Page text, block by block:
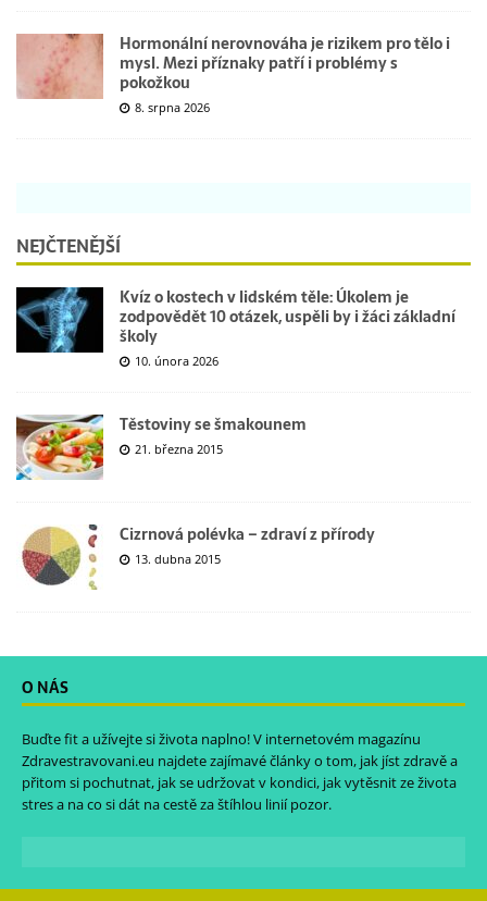
Hormonální nerovnováha je rizikem pro tělo i
mysl. Mezi příznaky patří i problémy s
pokožkou
8. srpna 2026
NEJČTENĚJŠÍ
Kvíz o kostech v lidském těle: Úkolem je
zodpovědět 10 otázek, uspěli by i žáci základní
školy
10. února 2026
Těstoviny se šmakounem
21. března 2015
Cizrnová polévka – zdraví z přírody
13. dubna 2015
O NÁS
Buďte fit a užívejte si života naplno! V internetovém magazínu
Zdravestravovani.eu najdete zajímavé články o tom, jak jíst zdravě a
přitom si pochutnat, jak se udržovat v kondici, jak vytěsnit ze života
stres a na co si dát na cestě za štíhlou linií pozor.